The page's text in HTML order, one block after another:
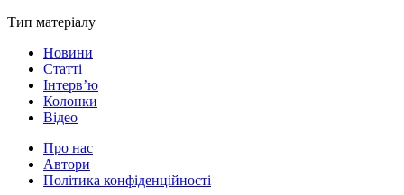
Тип матеріалу
Новини
Статті
Інтерв’ю
Колонки
Відео
Про нас
Автори
Політика конфіденційності